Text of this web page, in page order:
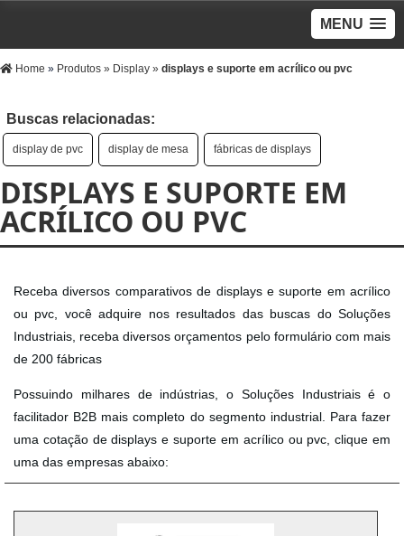
MENU
Home » Produtos » Display » displays e suporte em acrílico ou pvc
Buscas relacionadas:
display de pvc display de mesa fábricas de displays
DISPLAYS E SUPORTE EM
ACRÍLICO OU PVC
Receba diversos comparativos de displays e suporte em acrílico
ou pvc, você adquire nos resultados das buscas do Soluções
Industriais, receba diversos orçamentos pelo formulário com mais
de 200 fábricas
Possuindo milhares de indústrias, o Soluções Industriais é o
facilitador B2B mais completo do segmento industrial. Para fazer
uma cotação de displays e suporte em acrílico ou pvc, clique em
uma das empresas abaixo: